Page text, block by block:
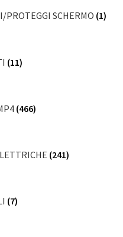
PROTEGGI SCHERMO (1)
(11)
(466)
(241)
(7)